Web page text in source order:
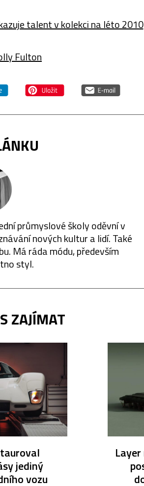
talent v kolekci na léto 2010
Fulton
průmyslové školy oděvní v
nových kultur a lidí. Také
Má ráda módu, především
styl.
ZAJÍMAT
jediný
vozu